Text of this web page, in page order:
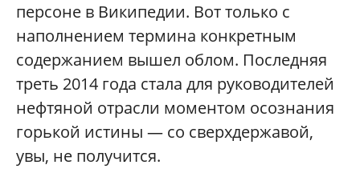
персоне в Википедии. Вот только с
наполнением термина конкретным
содержанием вышел облом. Последняя
треть 2014 года стала для руководителей
нефтяной отрасли моментом осознания
горькой истины — со сверхдержавой,
увы, не получится.